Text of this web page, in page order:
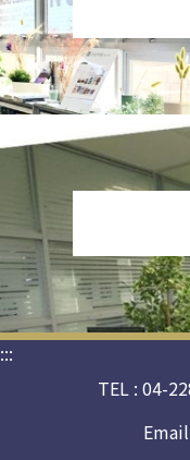
:::
TEL : 04-